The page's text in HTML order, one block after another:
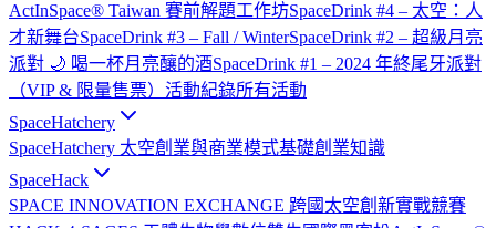
ActInSpace® Taiwan 賽前解題工作坊SpaceDrink #4 – 太空：人
才新舞台SpaceDrink #3 – Fall / WinterSpaceDrink #2 – 超級月亮
派對 🌙 喝一杯月亮釀的酒SpaceDrink #1 – 2024 年終尾牙派對
（VIP & 限量售票） 活動紀錄所有活動
SpaceHatchery
SpaceHatchery 太空創業與商業模式基礎創業知識
SpaceHack
SPACE INNOVATION EXCHANGE 跨國太空創新實戰競賽